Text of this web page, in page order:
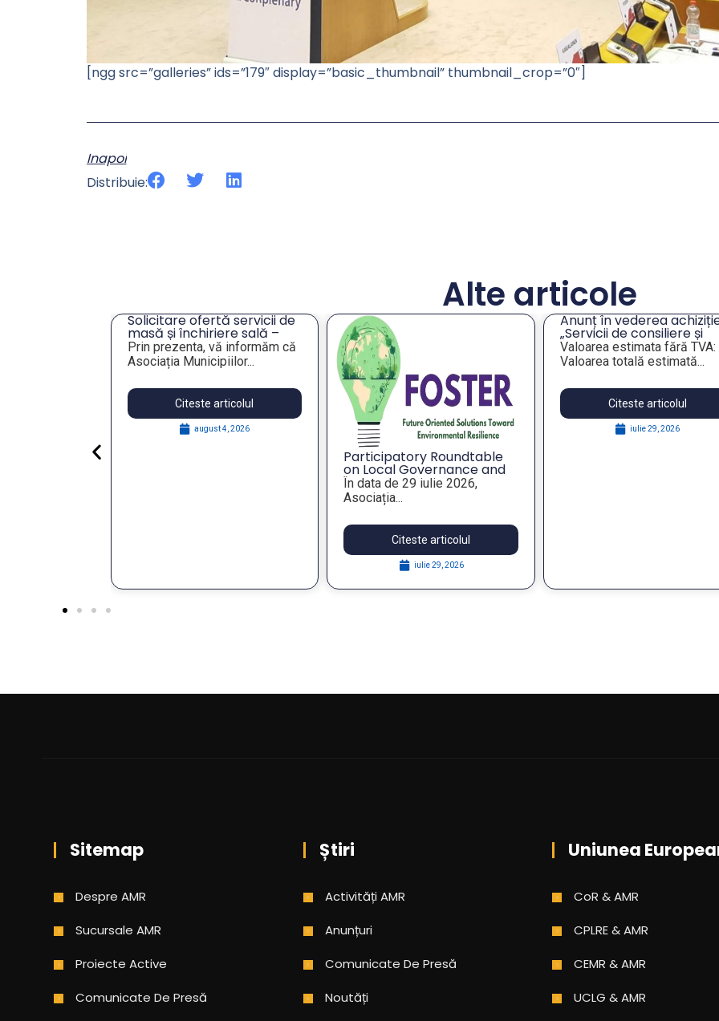
[ngg src=”galleries” ids=”179″ display=”basic_thumbnail” thumbnail_crop=”0″]
Inapoi
Distribuie:
Alte articole
Solicitare ofertă servicii de
masă și închiriere sală –
Tulcea
Prin prezenta, vă informăm că
Asociația Municipiilor...
Citeste articolul
august 4, 2026
Participatory Roundtable
on Local Governance and
Strategic Foresight for
Resilient Public Policies,
within the FOSTER Project
În data de 29 iulie 2026,
Asociația...
Citeste articolul
iulie 29, 2026
Anunț în vederea
„Servicii de consiliere și
orientare profesională a
angajaților din companiile
publice municipale”
Valoarea estimata fără TVA:
Valoarea totală estimată...
Citeste articolul
iulie 29, 2026
Sitemap
Despre AMR
Sucursale AMR
Proiecte Active
Comunicate De Presă
Știri
Activități AMR
Anunțuri
Comunicate De Presă
Noutăți
Uniunea
CoR & AMR
CPLRE & AMR
CEMR & AMR
UCLG & AMR